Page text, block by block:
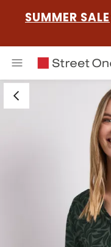
SUMMER SALE